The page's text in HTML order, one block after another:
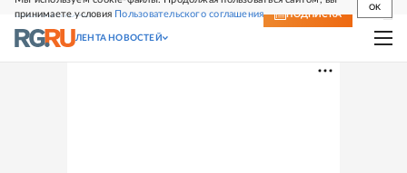
принимаете условия Пользовательского соглашения
OK
СВЕЖИЙ НОМЕР ПОДПИСКА
ЛЕНТА НОВОСТЕЙ